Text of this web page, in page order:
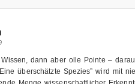
dann aber olle Pointe –
überschätzte Spezies” wird mit